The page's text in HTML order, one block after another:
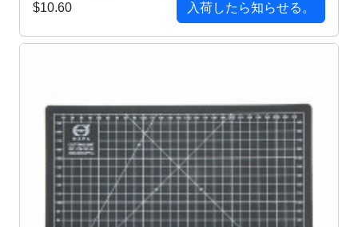
$10.60
入荷したら知らせる。